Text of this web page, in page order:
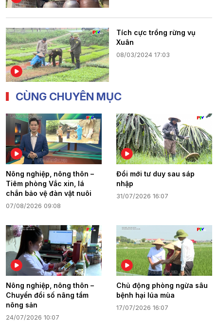
Tích cực trồng rừng vụ
Xuân
08/03/2024 17:03
CÙNG CHUYÊN MỤC
Nông nghiệp, nông thôn –
Tiêm phòng Vắc xin, lá
chắn bảo vệ đàn vật nuôi
07/08/2026 09:08
Đổi mới tư duy sau sáp
nhập
31/07/2026 16:07
Nông nghiệp, nông thôn –
Chuyển đổi số nâng tầm
nông sản
24/07/2026 10:07
Chủ động phòng ngừa sâu
bệnh hại lúa mùa
17/07/2026 16:07